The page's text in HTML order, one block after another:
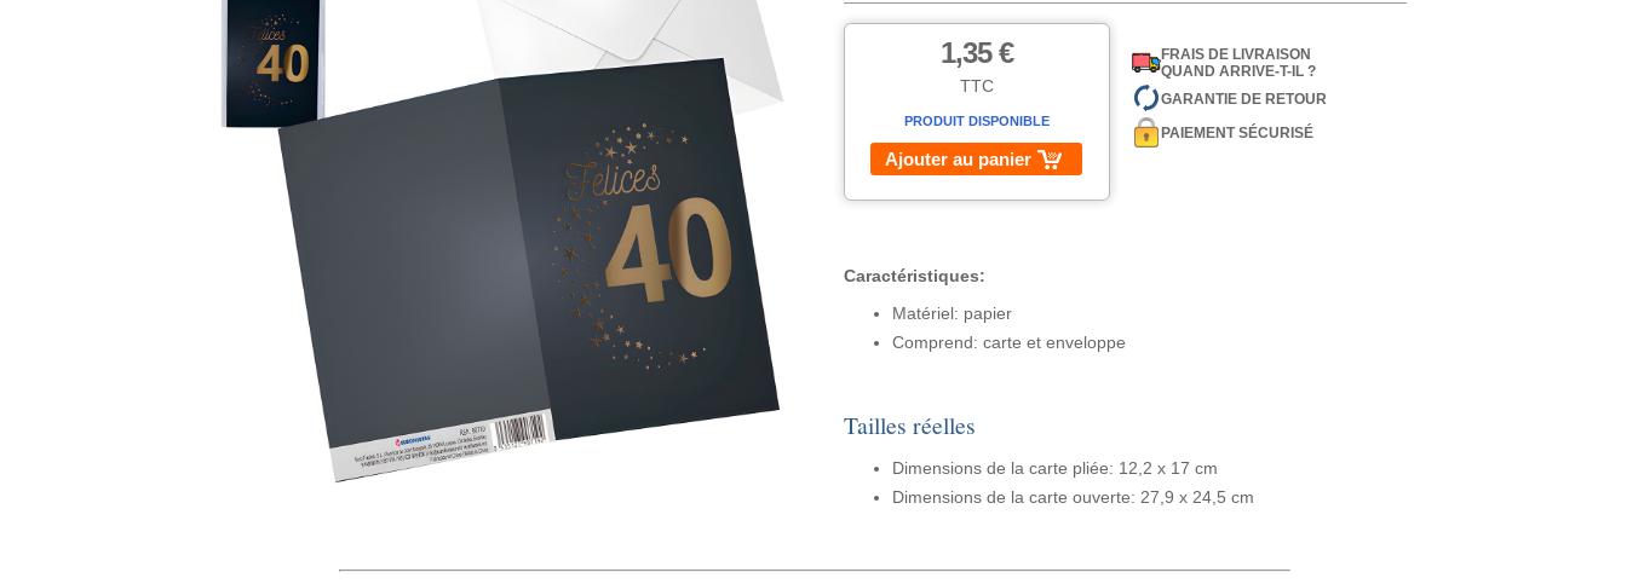
1,35 €
TTC
PRODUIT DISPONIBLE
Ajouter au panier
FRAIS DE LIVRAISON
QUAND ARRIVE-T-IL ?
GARANTIE DE RETOUR
PAIEMENT SÉCURISÉ
Caractéristiques:
Matériel: papier
Comprend: carte et enveloppe
Tailles réelles
Dimensions de la carte pliée: 12,2 x 17 cm
Dimensions de la carte ouverte: 27,9 x 24,5 cm